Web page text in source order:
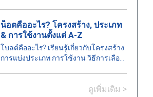
EPCM.
น็อตคืออะไร? โครงสร้าง, ประเภท
& การใช้งานตั้งแต่ A-Z
โบลต์คืออะไร? เรียนรู้เกี่ยวกับโครงสร้าง
การแบ่งประเภท การใช้งาน วิธีการเลือก
ดูเพิ่มเติม >